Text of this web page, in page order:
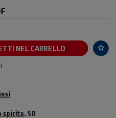
NEL CARRELLO
spirito, 50